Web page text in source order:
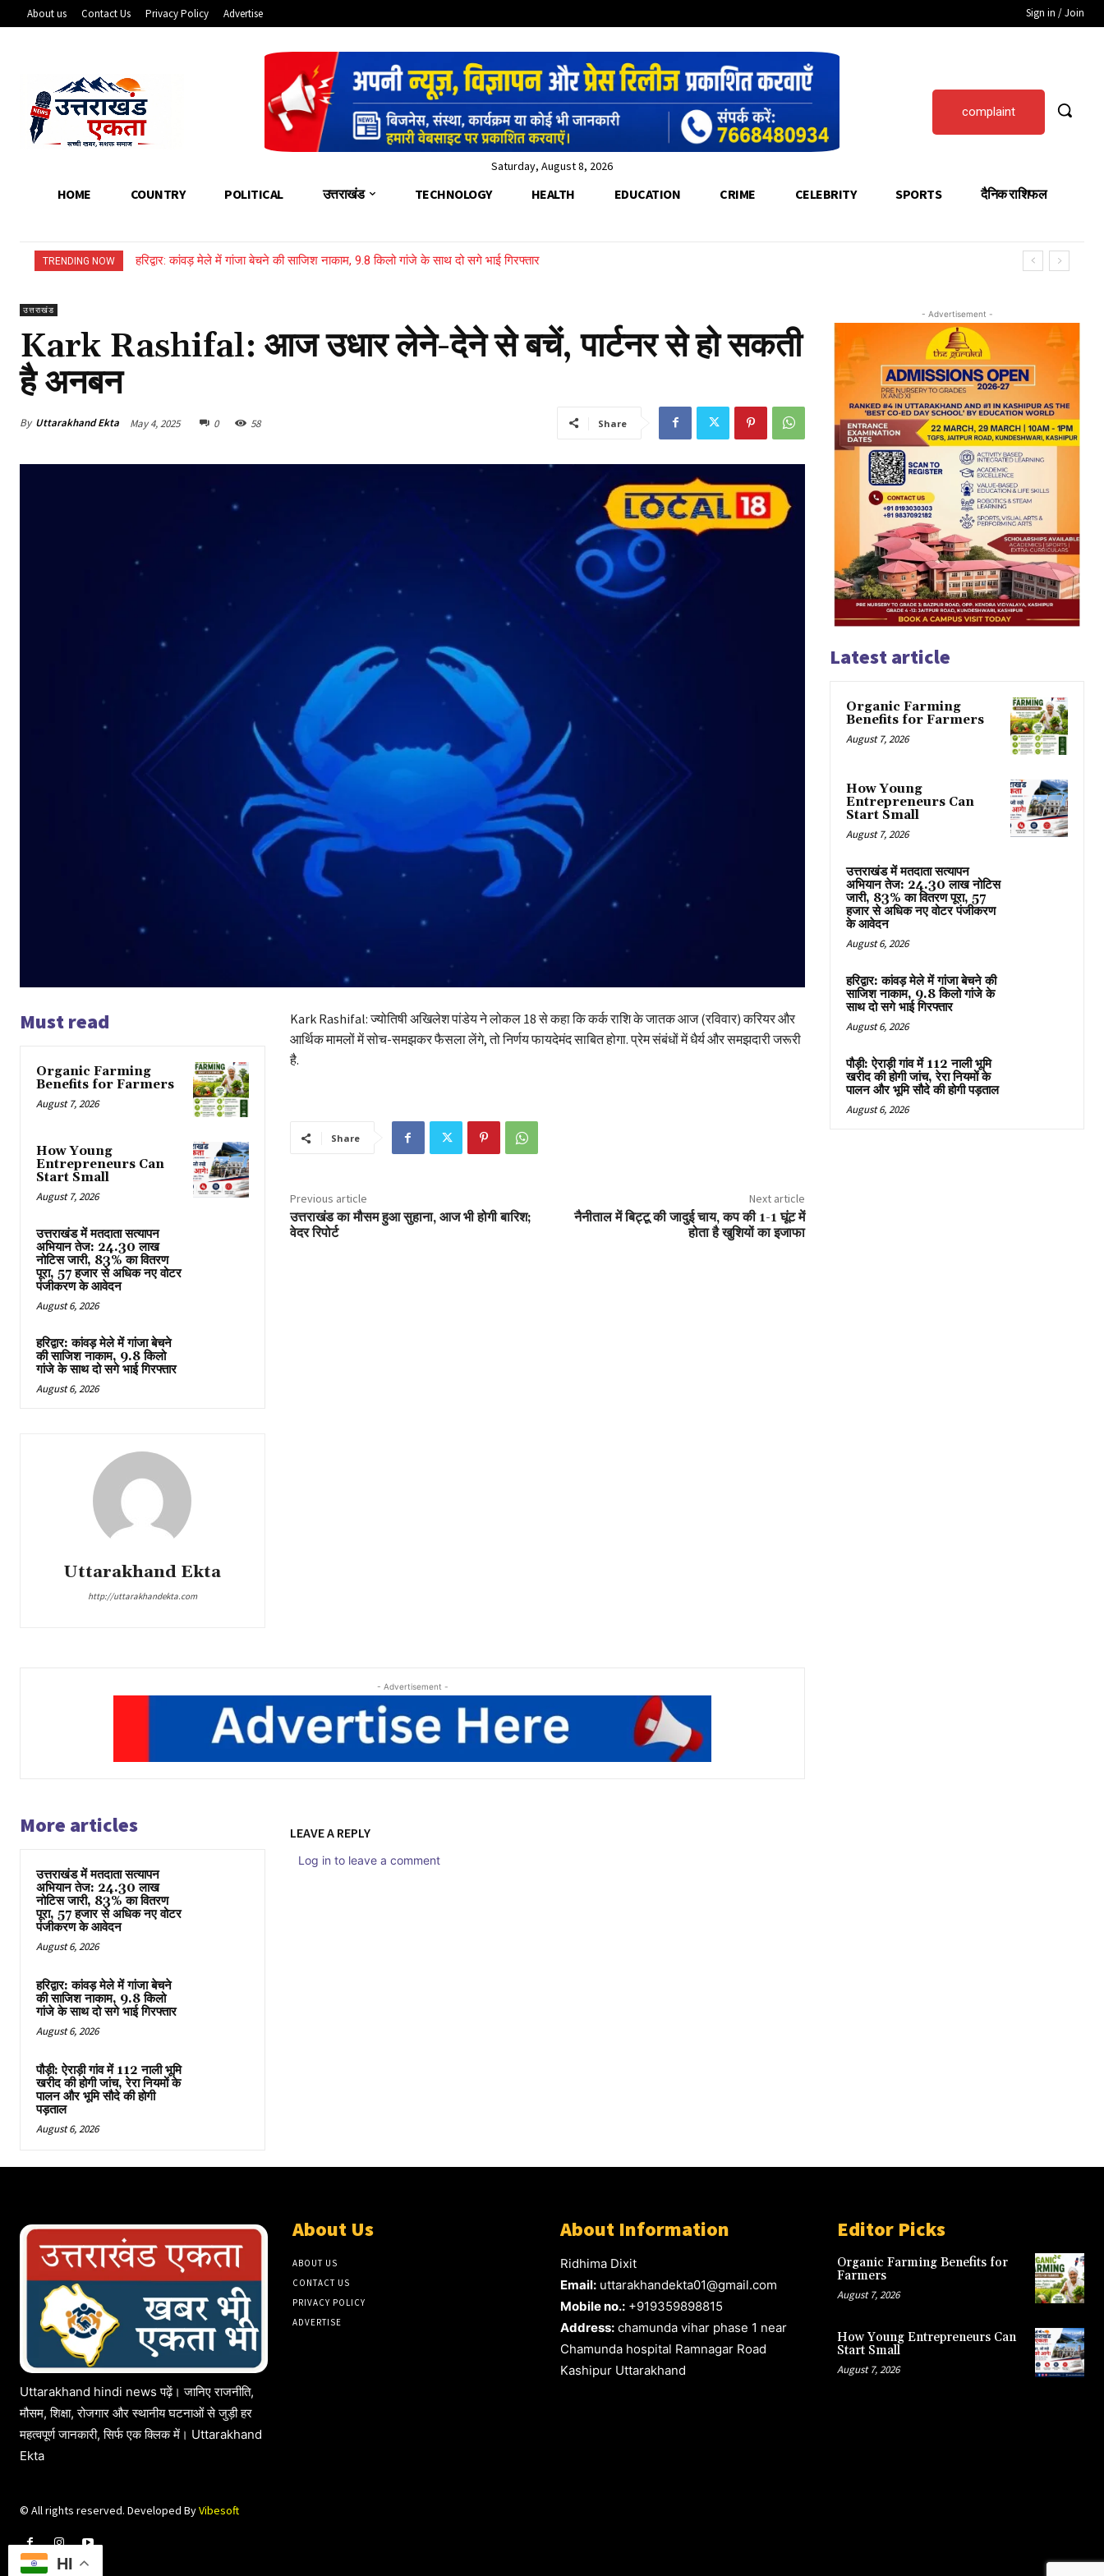
About us Contact Us Privacy Policy Advertise Sign in / Join
Saturday, August 8, 2026
complaint
HOME COUNTRY POLITICAL उत्तराखंड TECHNOLOGY HEALTH EDUCATION CRIME CELEBRITY SPORTS दैनिक राशिफल
TRENDING NOW हरिद्वार: कांवड़ मेले में गांजा बेचने की साजिश नाकाम, 9.8 किलो गांजे के साथ दो सगे भाई गिरफ्तार
पौड़ी: ऐराड़ी गांव में 112 नाली भूमि खरीद की होगी जांच, रेरा नियमों के पालन और भूमि सौदे की होगी पड़ताल
उत्तराखंड
Kark Rashifal: आज उधार लेने-देने से बचें, पार्टनर से हो सकती
है अनबन
By Uttarakhand Ekta May 4, 2025 0 58 Share
Must read
Organic Farming
Benefits for Farmers
August 7, 2026
How Young
Entrepreneurs Can
Start Small
August 7, 2026
उत्तराखंड में मतदाता सत्यापन
अभियान तेज: 24.30 लाख
नोटिस जारी, 83% का वितरण
पूरा, 57 हजार से अधिक नए वोटर
पंजीकरण के आवेदन
August 6, 2026
हरिद्वार: कांवड़ मेले में गांजा बेचने
की साजिश नाकाम, 9.8 किलो
गांजे के साथ दो सगे भाई गिरफ्तार
August 6, 2026
Uttarakhand Ekta
http://uttarakhandekta.com
Kark Rashifal: ज्योतिषी अखिलेश पांडेय ने लोकल 18 से कहा कि कर्क राशि के जातक आज (रविवार) करियर और
आर्थिक मामलों में सोच-समझकर फैसला लेंगे, तो निर्णय फायदेमंद साबित होगा. प्रेम संबंधों में धैर्य और समझदारी जरूरी
है.
Share
Previous article
उत्तराखंड का मौसम हुआ सुहाना, आज भी होगी बारिश;
वेदर रिपोर्ट
Next article
नैनीताल में बिट्टू की जादुई चाय, कप की 1-1 घूंट में
होता है खुशियों का इजाफा
- Advertisement -
More articles
उत्तराखंड में मतदाता सत्यापन
अभियान तेज: 24.30 लाख
नोटिस जारी, 83% का वितरण
पूरा, 57 हजार से अधिक नए वोटर
पंजीकरण के आवेदन
August 6, 2026
हरिद्वार: कांवड़ मेले में गांजा बेचने
की साजिश नाकाम, 9.8 किलो
गांजे के साथ दो सगे भाई गिरफ्तार
August 6, 2026
पौड़ी: ऐराड़ी गांव में 112 नाली भूमि
खरीद की होगी जांच, रेरा नियमों के
पालन और भूमि सौदे की होगी
पड़ताल
August 6, 2026
LEAVE A REPLY
Log in to leave a comment
- Advertisement -
Latest article
Organic Farming
Benefits for Farmers
August 7, 2026
How Young
Entrepreneurs Can
Start Small
August 7, 2026
उत्तराखंड में मतदाता सत्यापन
अभियान तेज: 24.30 लाख नोटिस
जारी, 83% का वितरण पूरा, 57
हजार से अधिक नए वोटर पंजीकरण
के आवेदन
August 6, 2026
हरिद्वार: कांवड़ मेले में गांजा बेचने की
साजिश नाकाम, 9.8 किलो गांजे के
साथ दो सगे भाई गिरफ्तार
August 6, 2026
पौड़ी: ऐराड़ी गांव में 112 नाली भूमि
खरीद की होगी जांच, रेरा नियमों के
पालन और भूमि सौदे की होगी पड़ताल
August 6, 2026
Uttarakhand hindi news पढ़ें। जानिए राजनीति,
मौसम, शिक्षा, रोजगार और स्थानीय घटनाओं से जुड़ी हर
महत्वपूर्ण जानकारी, सिर्फ एक क्लिक में। Uttarakhand
Ekta
© All rights reserved. Developed ByVibesoft
About Us
ABOUT US
CONTACT US
PRIVACY POLICY
ADVERTISE
About Information
Ridhima Dixit
Email: uttarakhandekta01@gmail.com
Mobile no.: +919359898815
Address: chamunda vihar phase 1 near
Chamunda hospital Ramnagar Road
Kashipur Uttarakhand
Editor Picks
Organic Farming Benefits for
Farmers
August 7, 2026
How Young Entrepreneurs Can
Start Small
August 7, 2026
HI